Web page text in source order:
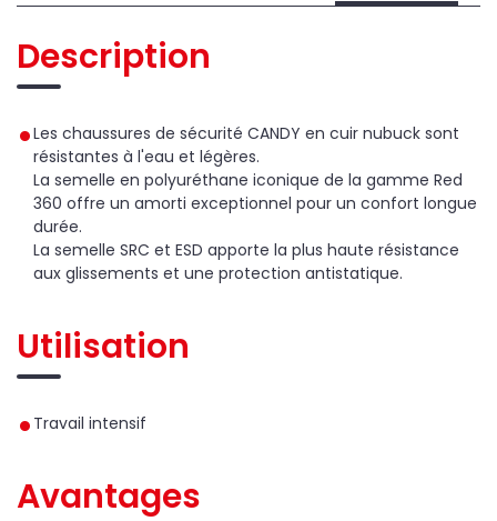
Description
Les chaussures de sécurité CANDY en cuir nubuck sont
résistantes à l'eau et légères.
La semelle en polyuréthane iconique de la gamme Red
360 offre un amorti exceptionnel pour un confort longue
durée.
La semelle SRC et ESD apporte la plus haute résistance
aux glissements et une protection antistatique.
Utilisation
Travail intensif
Avantages